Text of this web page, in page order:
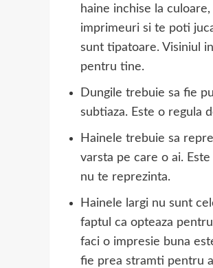
haine inchise la
imprimeuri si te poti
sunt tipatoare. Visiniul
pentru tine.
Dungile trebuie sa fie
subtiaza. Este o regula
Hainele trebuie sa
varsta pe care o ai.
nu te reprezinta.
Hainele largi nu sunt
faptul ca opteaza
faci o impresie buna
fie prea stramti pentru